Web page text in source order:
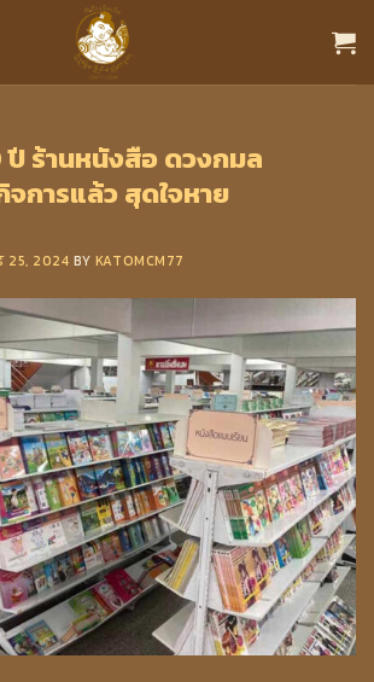
ร้านหนังสือ ดวงกมล
การแล้ว สุดใจหาย
25, 2024 BY KATOMCM77